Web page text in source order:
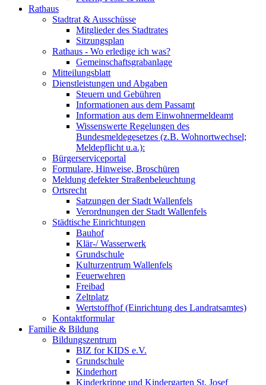
Rathaus
Stadtrat & Ausschüsse
Mitglieder des Stadtrates
Sitzungsplan
Rathaus - Wo erledige ich was?
Gemeinschaftsgrabanlage
Mitteilungsblatt
Dienstleistungen und Abgaben
Steuern und Gebühren
Informationen aus dem Passamt
Information aus dem Einwohnermeldeamt
Wissenswerte Regelungen des
Bundesmeldegesetzes (z.B. Wohnortwechsel;
Meldepflicht u.a.):
Bürgerserviceportal
Formulare, Hinweise, Broschüren
Meldung defekter Straßenbeleuchtung
Ortsrecht
Satzungen der Stadt Wallenfels
Verordnungen der Stadt Wallenfels
Städtische Einrichtungen
Bauhof
Klär-/ Wasserwerk
Grundschule
Kulturzentrum Wallenfels
Feuerwehren
Freibad
Zeltplatz
Wertstoffhof (Einrichtung des Landratsamtes)
Kontaktformular
Familie & Bildung
Bildungszentrum
BIZ for KIDS e.V.
Grundschule
Kinderhort
Kinderkrippe und Kindergarten St. Josef